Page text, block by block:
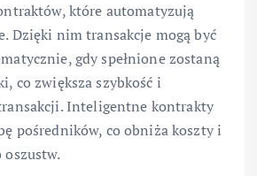
które automatyzują
Dzięki nim transakcje mogą być
gdy spełnione zostaną
co zwiększa szybkość i
Inteligentne kontrakty
pośredników, co obniża koszty i